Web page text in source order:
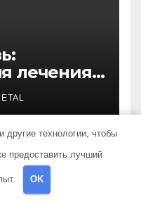
лечения
другие технологии, чтобы
предоставить лучший
OK